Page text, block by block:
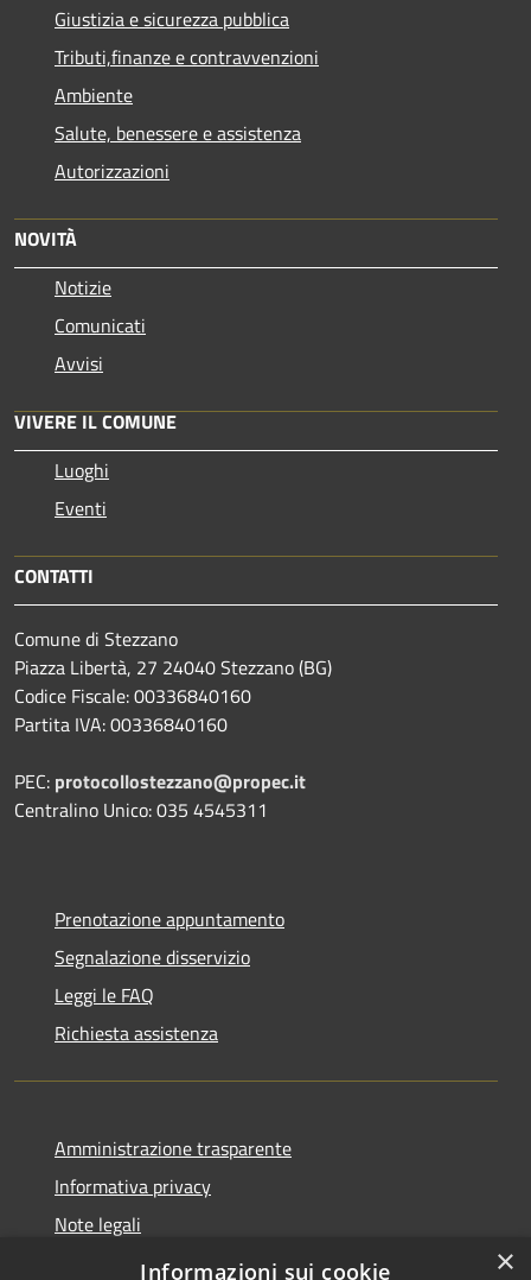
Giustizia e sicurezza pubblica
Tributi,finanze e contravvenzioni
Ambiente
Salute, benessere e assistenza
Autorizzazioni
NOVITÀ
Notizie
Comunicati
Avvisi
VIVERE IL COMUNE
Luoghi
Eventi
CONTATTI
Comune di Stezzano
Piazza Libertà, 27 24040 Stezzano (BG)
Codice Fiscale: 00336840160
Partita IVA: 00336840160
PEC: protocollostezzano@propec.it
Centralino Unico: 035 4545311
Prenotazione appuntamento
Segnalazione disservizio
Leggi le FAQ
Richiesta assistenza
Amministrazione trasparente
Informativa privacy
Note legali
Dichiarazione di accessibilità
×
Informazioni sui cookie